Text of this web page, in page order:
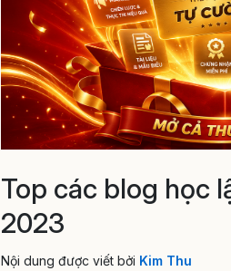
Top các blog học
2023
Nội dung được viết bởi Kim Thu